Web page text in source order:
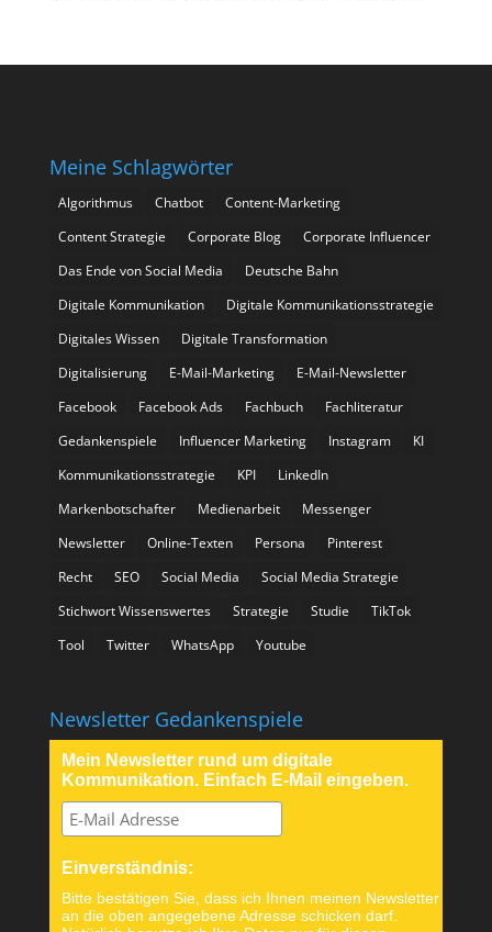
Meine Schlagwörter
Algorithmus Chatbot
Content-Marketing
Content Strategie
Corporate Blog
Corporate Influencer
Das Ende von Social Media
Deutsche Bahn
Digitale Kommunikation
Digitale Kommunikationsstrategie
Digitales Wissen
Digitale Transformation
Digitalisierung
E-Mail-Marketing
E-Mail-Newsletter
Facebook
Facebook Ads Fachbuch
Fachliteratur
Gedankenspiele
Influencer Marketing Instagram
KI
Kommunikationsstrategie
KPI
LinkedIn
Markenbotschafter
Medienarbeit
Messenger
Newsletter
Online-Texten Persona
Pinterest
Recht
SEO Social Media
Social Media Strategie
Stichwort Wissenswertes
Strategie Studie
TikTok
Tool
Twitter WhatsApp Youtube
Newsletter Gedankenspiele
Mein Newsletter rund um digitale
Kommunikation. Einfach E-Mail eingeben.
Einverständnis:
Bitte bestätigen Sie, dass ich Ihnen meinen Newsletter
an die oben angegebene Adresse schicken darf.